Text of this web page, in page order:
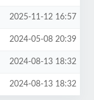
2025-11-12 16:57
2024-05-08 20:39
2024-08-13 18:32
2024-08-13 18:32